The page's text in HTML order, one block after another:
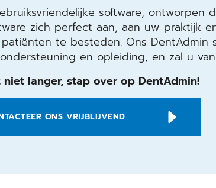
software, ontworpen
zich perfect aan, aan uw praktijk
te besteden. Ons
en opleiding, en zal u
niet langer, stap over op DentAdmin!
ONS VRIJBLIJVEND